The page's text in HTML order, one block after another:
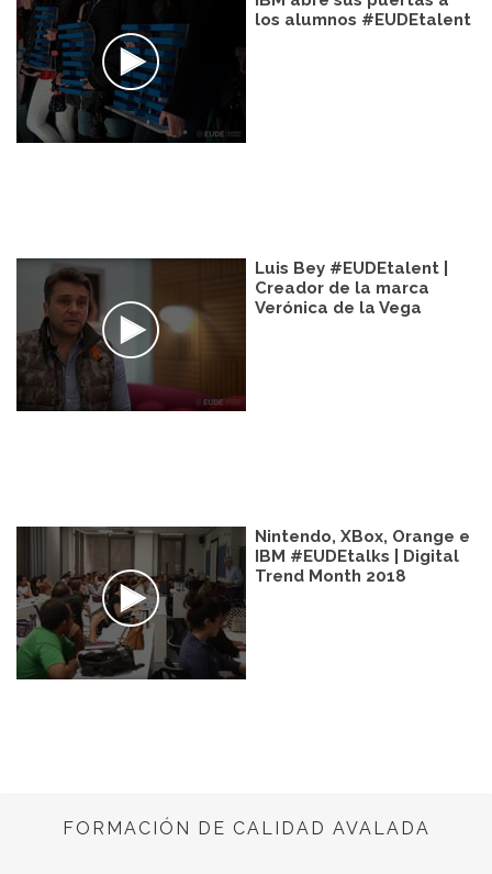
los alumnos #EUDEtalent
Luis Bey #EUDEtalent |
Creador de la marca
Verónica de la Vega
Nintendo, XBox, Orange e
IBM #EUDEtalks | Digital
Trend Month 2018
FORMACIÓN DE CALIDAD AVALADA